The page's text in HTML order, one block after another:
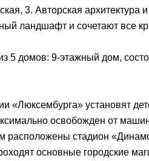
3. Авторская
ландшафт и сочетают все
домов: 9-этажный дом,
установят
освобожден от
расположены стадион
основные городские